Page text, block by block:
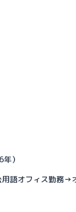
）
語オフィス勤務→